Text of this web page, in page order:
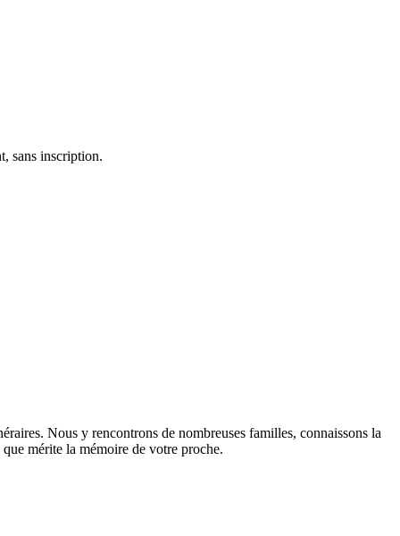
sans inscription.
Nous y rencontrons de nombreuses familles, connaissons la
mérite la mémoire de votre proche.